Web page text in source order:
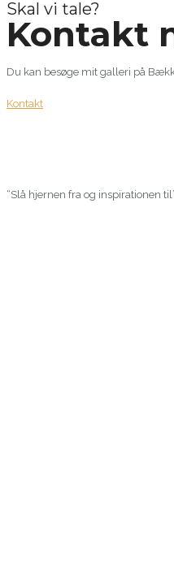
Skal vi tale?
Kontakt
Du kan besøge mit galleri på
Kontakt
“Slå hjernen fra og inspirationen